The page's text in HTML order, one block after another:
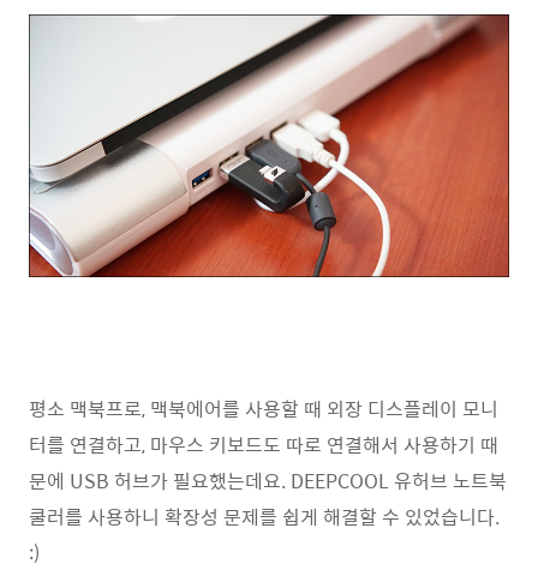
평소 맥북프로, 맥북에어를 사용할 때 외장 디스플레이 모니
터를 연결하고, 마우스 키보드도 따로 연결해서 사용하기 때
문에 USB 허브가 필요했는데요. DEEPCOOL 유허브 노트북
쿨러를 사용하니 확장성 문제를 쉽게 해결할 수 있었습니다.
:)